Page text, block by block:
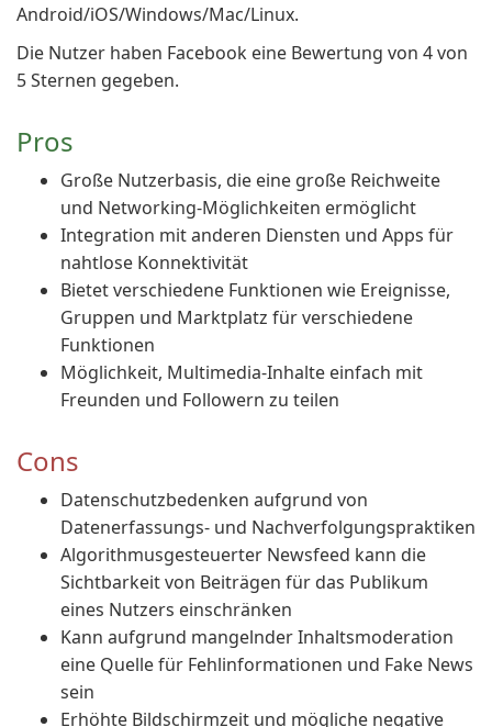
Android/iOS/Windows/Mac/Linux.
Die Nutzer haben Facebook eine Bewertung von 4 von
5 Sternen gegeben.
Pros
Große Nutzerbasis, die eine große Reichweite
und Networking-Möglichkeiten ermöglicht
Integration mit anderen Diensten und Apps für
nahtlose Konnektivität
Bietet verschiedene Funktionen wie Ereignisse,
Gruppen und Marktplatz für verschiedene
Funktionen
Möglichkeit, Multimedia-Inhalte einfach mit
Freunden und Followern zu teilen
Cons
Datenschutzbedenken aufgrund von
Datenerfassungs- und Nachverfolgungspraktiken
Algorithmusgesteuerter Newsfeed kann die
Sichtbarkeit von Beiträgen für das Publikum
eines Nutzers einschränken
Kann aufgrund mangelnder Inhaltsmoderation
eine Quelle für Fehlinformationen und Fake News
sein
Erhöhte Bildschirmzeit und mögliche negative